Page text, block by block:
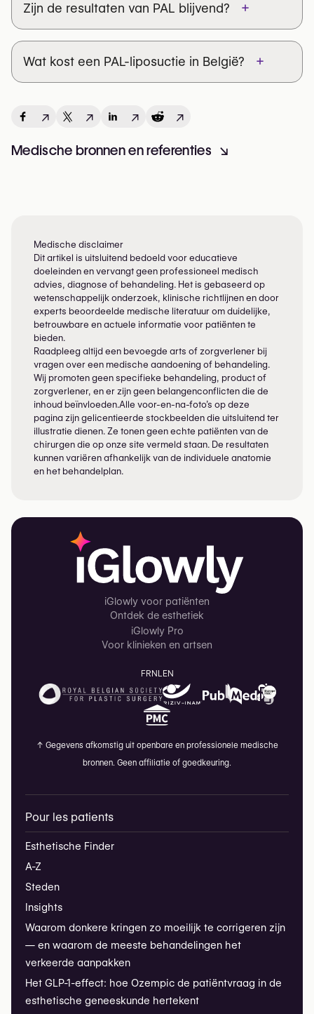
voor jou is?
Kin
Zijn de resultaten van PAL blijvend? +
Wat kost een PAL-liposuctie in België? +
↗ ↗ ↗ ↗
Medische bronnen en referenties ↘
Medische disclaimer
Dit artikel is uitsluitend bedoeld voor educatieve
doeleinden en vervangt geen professioneel medisch
advies, diagnose of behandeling. Het is gebaseerd op
wetenschappelijk onderzoek, klinische richtlijnen en door
experts beoordeelde medische literatuur om duidelijke,
betrouwbare en actuele informatie voor patiënten te
bieden.
Raadpleeg altijd een bevoegde arts of zorgverlener bij
vragen over een medische aandoening of behandeling.
Wij promoten geen specifieke behandeling, product of
zorgverlener, en er zijn geen belangenconflicten die de
inhoud beïnvloeden.Alle voor-en-na-foto’s op deze
pagina zijn gelicentieerde stockbeelden die uitsluitend ter
illustratie dienen. Ze tonen geen echte patiënten van de
chirurgen die op onze site vermeld staan. De resultaten
kunnen variëren afhankelijk van de individuele anatomie
en het behandelplan.
iGlowly voor patiënten
Ontdek de esthetiek
iGlowly Pro
Voor klinieken en artsen
FRNLEN
↑ Gegevens afkomstig uit openbare en professionele medische
bronnen. Geen affiliatie of goedkeuring.
Pour les patients
Esthetische Finder
A-Z
Steden
Insights
Waarom donkere kringen zo moeilijk te corrigeren zijn
— en waarom de meeste behandelingen het
verkeerde aanpakken
Het GLP-1-effect: hoe Ozempic de patiëntvraag in de
esthetische geneeskunde hertekent